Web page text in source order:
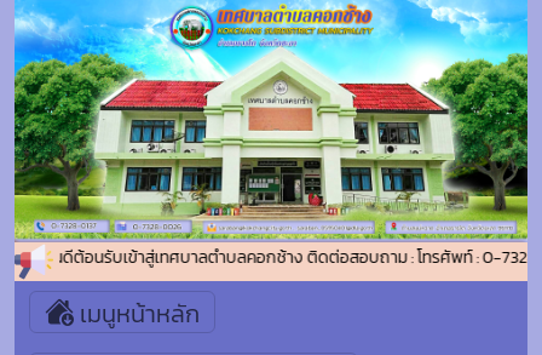
ยินดีต้อนรับเข้าสู่เทศบาลตำบลคอกช้าง ติดต่อสอบถาม : โทรศัพท์ : 0-7328-
เมนูหน้าหลัก